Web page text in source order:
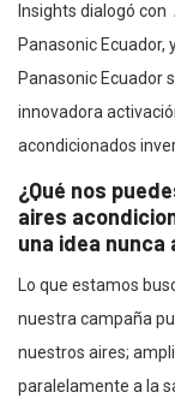
Insights dialogó
Panasonic
Panasonic Ecuador
innovadora
acondicionados
¿Qué nos
aires
una idea
Lo que estamos
nuestra campaña
nuestros aires;
paralelamente a la